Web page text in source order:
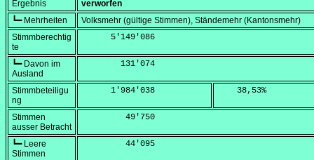
Ergebnis
verworfen
┗━ Mehrheiten
Volksmehr (gültige Stimmen), Ständemehr (Kantonsmehr)
Stimmberechtig
te
      5'149'086
┗━ Davon im
Ausland
        131'074
Stimmbeteiligu
ng
      1'984'038
    38,53
%
Stimmen
ausser Betracht
         49'750
┗━ Leere
Stimmen
         44'095